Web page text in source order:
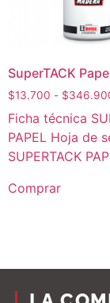
SuperTACK
$13.700 - $
Ficha técnica
PAPEL Hoja de
SUPERTACK
Comprar